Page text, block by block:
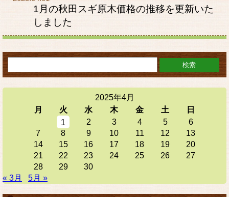
1月の秋田スギ原木価格の推移を更新いた
しました
2025年4月
月
火 水 木 金 土
日
1
2 3 4 5
6
7
8 9 10 11 12
13
14
15 16 17 18 19
20
21
22 23 24 25 26
27
28
29
30
« 3月
5月 »